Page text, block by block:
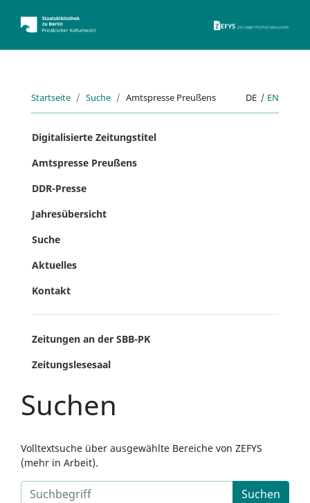
Startseite Suche Amtspresse Preußens DE | EN
Digitalisierte Zeitungstitel
Amtspresse Preußens
DDR-Presse
Jahresübersicht
Suche
Aktuelles
Kontakt
Zeitungen an der SBB-PK
Zeitungslesesaal
Suchen
Volltextsuche über ausgewählte Bereiche von ZEFYS
(mehr in Arbeit).
Suchen